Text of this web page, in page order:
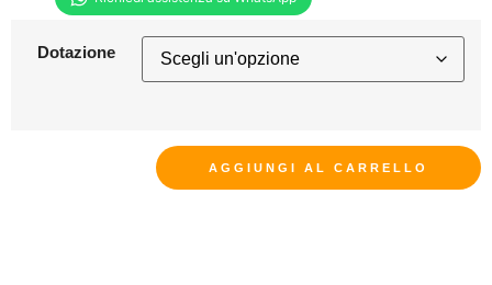
Dotazione
AGGIUNGI AL CARRELLO